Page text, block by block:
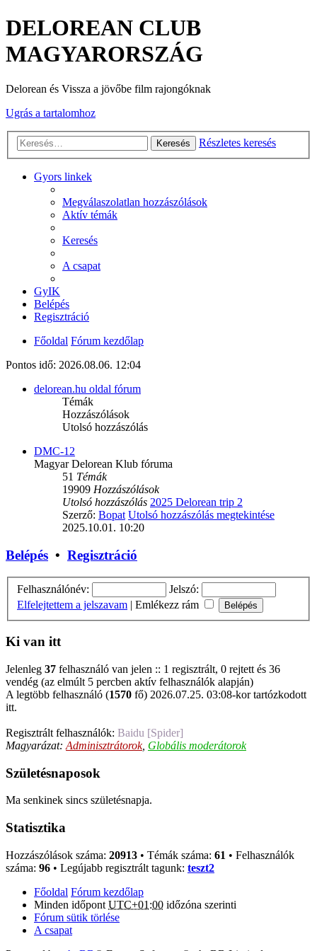
DELOREAN CLUB
MAGYARORSZÁG
Delorean és Vissza a jövőbe film rajongóknak
Ugrás a tartalomhoz
Keresés Részletes keresés
Gyors linkek
Megválaszolatlan hozzászólások
Aktív témák
Keresés
A csapat
GyIK
Belépés
Regisztráció
Főoldal Fórum kezdőlap
Pontos idő: 2026.08.06. 12:04
delorean.hu oldal fórum
Témák
Hozzászólások
Utolsó hozzászólás
DMC-12
Magyar Delorean Klub fóruma
51 Témák
19909 Hozzászólások
Utolsó hozzászólás 2025 Delorean trip 2
Szerző: Bopat Utolsó hozzászólás megtekintése
2025.10.01. 10:20
Belépés • Regisztráció
Felhasználónév:
Jelszó:
Elfelejtettem a jelszavam | Emlékezz rám
Ki van itt
Jelenleg 37 felhasználó van jelen :: 1 regisztrált, 0 rejtett és 36
vendég (az elmúlt 5 percben aktív felhasználók alapján)
A legtöbb felhasználó (1570 fő) 2026.07.25. 03:08-kor tartózkodott
itt.
Regisztrált felhasználók: Baidu [Spider]
Magyarázat: Adminisztrátorok, Globális moderátorok
Születésnaposok
Ma senkinek sincs születésnapja.
Statisztika
Hozzászólások száma: 20913 • Témák száma: 61 • Felhasználók
száma: 96 • Legújabb regisztrált tagunk: teszt2
Főoldal Fórum kezdőlap
Minden időpont UTC+01:00 időzóna szerinti
Fórum sütik törlése
A csapat